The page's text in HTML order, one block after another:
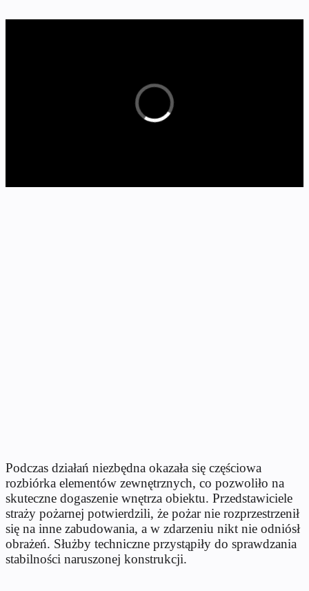
Podczas działań niezbędna okazała się częściowa
rozbiórka elementów zewnętrznych, co pozwoliło na
skuteczne dogaszenie wnętrza obiektu. Przedstawiciele
straży pożarnej potwierdzili, że pożar nie rozprzestrzenił
się na inne zabudowania, a w zdarzeniu nikt nie odniósł
obrażeń. Służby techniczne przystąpiły do sprawdzania
stabilności naruszonej konstrukcji.